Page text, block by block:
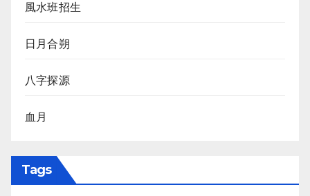
風水班招生
日月合朔
八字探源
血月
Tags